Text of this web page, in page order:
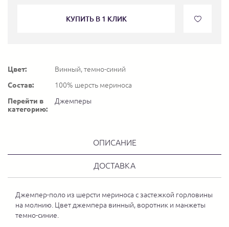
КУПИТЬ В 1 КЛИК
Цвет:
Винный, темно-синий
Состав:
100% шерсть мериноса
Перейти в
категорию:
Джемперы
ОПИСАНИЕ
ДОСТАВКА
Джемпер-поло из шерсти мериноса с застежкой горловины
на молнию. Цвет джемпера винный, воротник и манжеты
темно-синие.